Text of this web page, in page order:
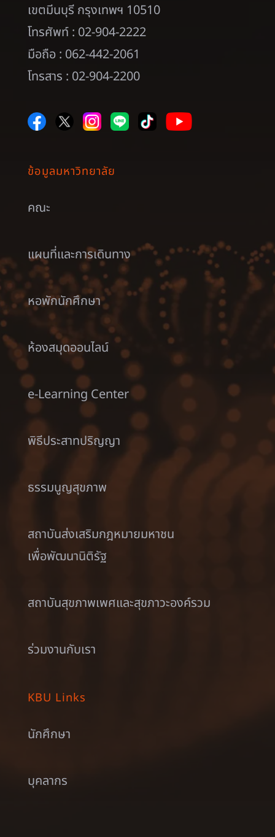
เขตมีนบุรี กรุงเทพฯ 10510
โทรศัพท์ : 02-904-2222
มือถือ : 062-442-2061
โทรสาร : 02-904-2200
ข้อมูลมหาวิทยาลัย
คณะ
แผนที่และการเดินทาง
หอพักนักศึกษา
ห้องสมุดออนไลน์
e-Learning Center
พิธีประสาทปริญญา
ธรรมนูญสุขภาพ
สถาบันส่งเสริมกฎหมายมหาชน
เพื่อพัฒนานิติรัฐ
สถาบันสุขภาพเพศและสุขภาวะองค์รวม
ร่วมงานกับเรา
KBU Links
นักศึกษา
บุคลากร